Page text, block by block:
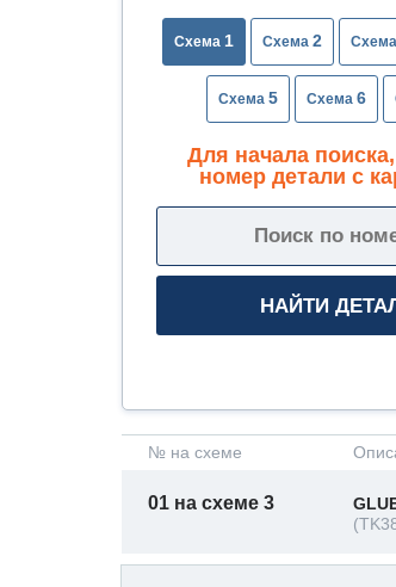
1 2
5 6
Для начала
номер детали с
№ на схеме
01 на схеме 3